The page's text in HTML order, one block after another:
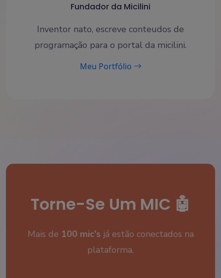
Fundador da Micilini
Inventor nato, escreve conteudos de
programação para o portal da micilini.
Meu Portfólio
Torne-Se Um MIC 🤖
Mais de 100 mic's já estão conectados na
plataforma.